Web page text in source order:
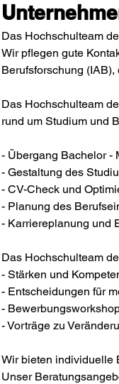
Das Hochschulteam
Wir pflegen gute
Berufsforschung
Das Hochschulteam
rund um Studium und
- Übergang Bachelor -
- Gestaltung des
- CV-Check und
- Planung des
- Karriereplanung und
Das Hochschulteam
- Stärken und
- Entscheidungen für
-
- Vorträge zu
Wir bieten individuelle
Unser